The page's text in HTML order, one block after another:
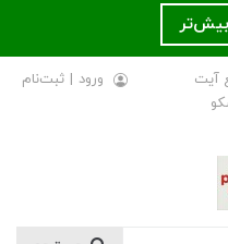
آیت
ورود | ثبت‌نام